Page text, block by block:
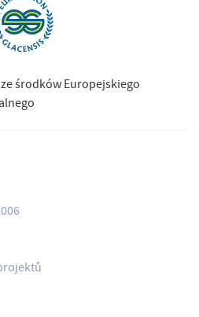
środków Europejskiego